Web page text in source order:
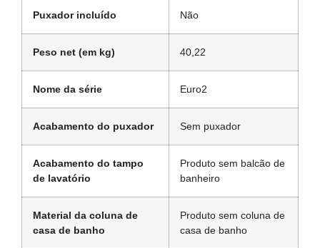
Puxador incluído Não
Peso net (em kg) 40,22
Nome da série Euro2
Acabamento do puxador Sem puxador
Acabamento do tampo
de lavatório
Produto sem balcão de
banheiro
Material da coluna de
casa de banho
Produto sem coluna de
casa de banho